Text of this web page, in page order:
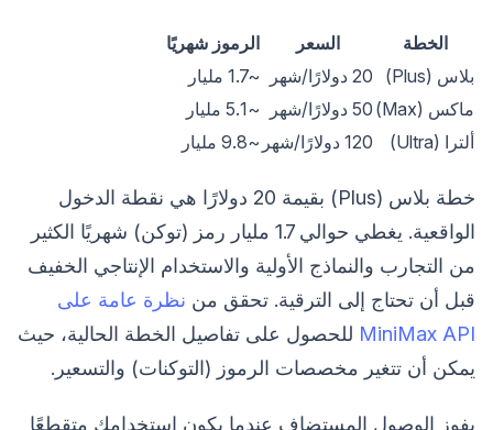
الخطة السعر
الرموز شهريًا
بلاس (Plus)
20 دولارًا/شهر
~1.7 مليار
ماكس (Max)
50 دولارًا/شهر
~5.1 مليار
ألترا (Ultra)
120 دولارًا/شهر ~9.8 مليار
خطة بلاس (Plus) بقيمة 20 دولارًا هي نقطة الدخول
الواقعية. يغطي حوالي 1.7 مليار رمز (توكن) شهريًا الكثير
من التجارب والنماذج الأولية والاستخدام الإنتاجي الخفيف
قبل أن تحتاج إلى الترقية. تحقق من نظرة عامة على
MiniMax API للحصول على تفاصيل الخطة الحالية، حيث
يمكن أن تتغير مخصصات الرموز (التوكنات) والتسعير.
يفوز الوصول المستضاف عندما يكون استخدامك متقطعًا